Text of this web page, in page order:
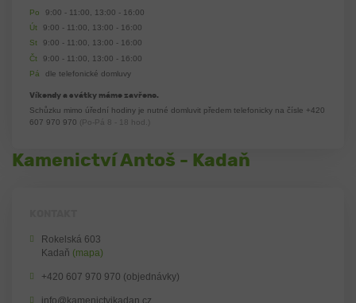
Po
9:00 - 11:00, 13:00 - 16:00
Út
9:00 - 11:00, 13:00 - 16:00
St
9:00 - 11:00, 13:00 - 16:00
Čt
9:00 - 11:00, 13:00 - 16:00
Pá
dle telefonické domluvy
Víkendy a svátky máme zavřeno.
Schůzku mimo úřední hodiny je nutné domluvit předem telefonicky na čísle +420
607 970 970
(Po-Pá 8 - 18 hod.)
Kamenictví Antoš - Kadaň
Rokelská 603
Kadaň (mapa)
+420 607 970 970 (objednávky)
info@kamenictvikadan.cz